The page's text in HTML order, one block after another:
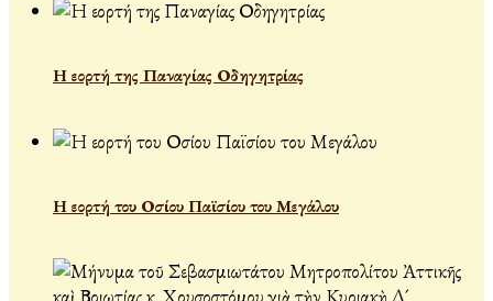
Η εορτή της Παναγίας Οδηγητρίας
Η εορτή του Οσίου Παϊσίου του Μεγάλου